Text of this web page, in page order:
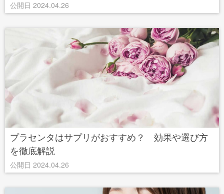
公開日 2024.04.26
プラセンタはサプリがおすすめ？ 効果や選び方
を徹底解説
公開日 2024.04.26